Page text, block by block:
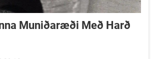
Muniðaræði Með Harð